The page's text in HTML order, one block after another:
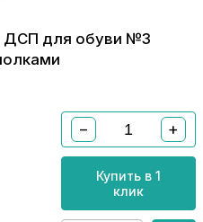
ДСП для обуви №3
− +
Купить в 1
клик